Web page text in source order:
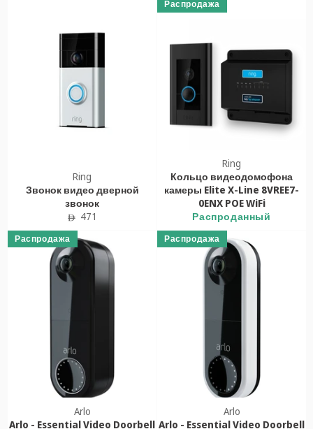
Ring
Звонок видео дверной
звонок
Обычная
цена
ê 471
Ring
Кольцо видеодомофона
камеры Elite X-Line 8VREE7-
0ENX POE WiFi
Распроданный
Распродажа
Arlo
Arlo - Essential Video Doorbell
Распродажа
Arlo
Arlo - Essential Video Doorbell
Распродажа